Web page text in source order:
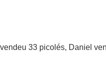
33 picolés, Daniel